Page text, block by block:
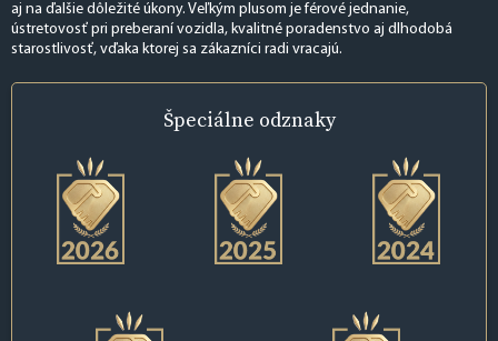
aj na ďalšie dôležité úkony. Veľkým plusom je férové jednanie,
ústretovosť pri preberaní vozidla, kvalitné poradenstvo aj dlhodobá
starostlivosť, vďaka ktorej sa zákazníci radi vracajú.
Špeciálne odznaky